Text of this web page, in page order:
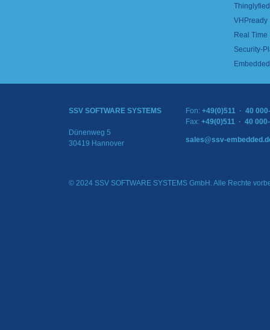
VHPready
Real
Security-
SSV SOFTWARE SYSTEMS
Dünenweg 5
30419 Hannover
Fon: +49(0)511 · 40
Fax: +49(0)511 · 40
sales@ssv-
© 2024 SSV SOFTWARE SYSTEMS GmbH. Alle Rechte